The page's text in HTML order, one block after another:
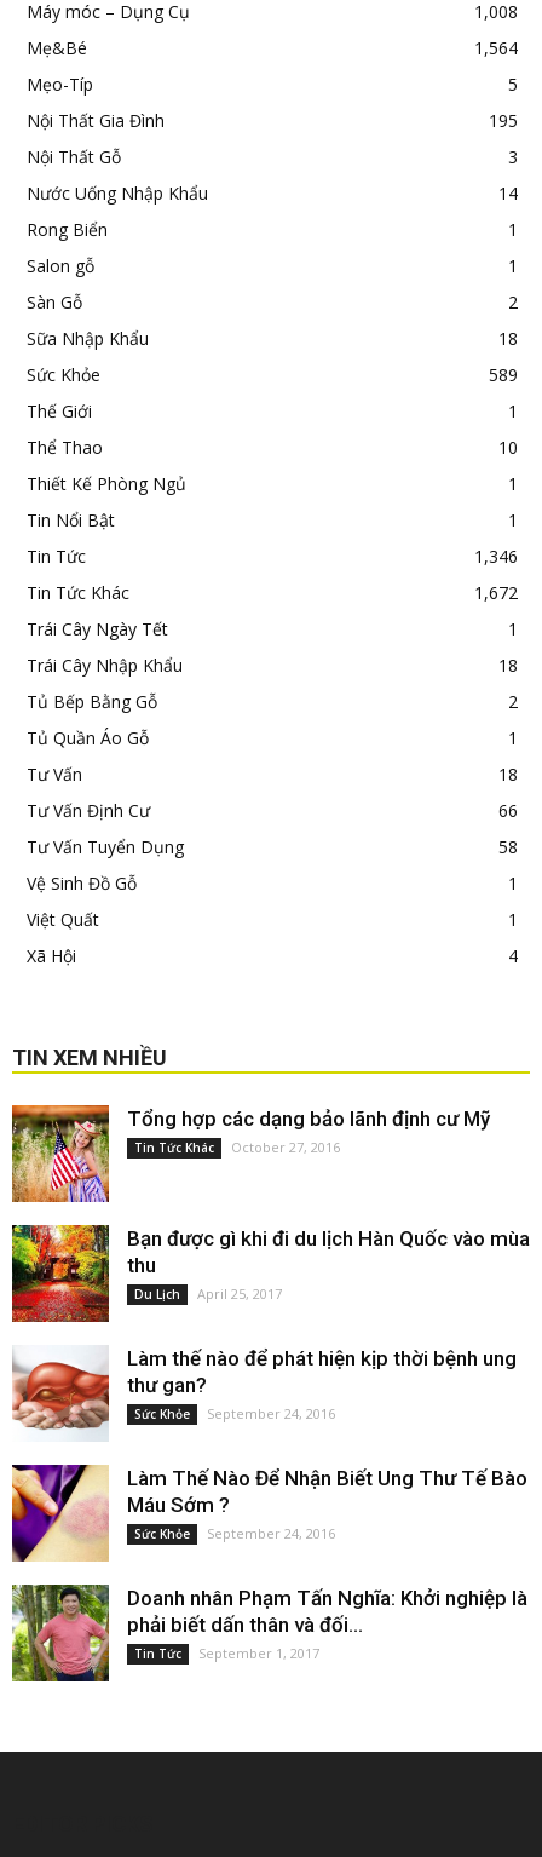
Máy móc – Dụng Cụ
1,008
Mẹ&Bé
1,564
Mẹo-Típ
5
Nội Thất Gia Đình
195
Nội Thất Gỗ
3
Nước Uống Nhập Khẩu
14
Rong Biển
1
Salon gỗ
1
Sàn Gỗ
2
Sữa Nhập Khẩu
18
Sức Khỏe
589
Thế Giới
1
Thể Thao
10
Thiết Kế Phòng Ngủ
1
Tin Nổi Bật
1
Tin Tức
1,346
Tin Tức Khác
1,672
Trái Cây Ngày Tết
1
Trái Cây Nhập Khẩu
18
Tủ Bếp Bằng Gỗ
2
Tủ Quần Áo Gỗ
1
Tư Vấn
18
Tư Vấn Định Cư
66
Tư Vấn Tuyển Dụng
58
Vệ Sinh Đồ Gỗ
1
Việt Quất
1
Xã Hội
4
TIN XEM NHIỀU
Tổng hợp các dạng bảo lãnh định cư Mỹ
Tin Tức Khác October 27, 2016
Bạn được gì khi đi du lịch Hàn Quốc vào mùa
thu
Du Lịch April 25, 2017
Làm thế nào để phát hiện kịp thời bệnh ung
thư gan?
Sức Khỏe September 24, 2016
Làm Thế Nào Để Nhận Biết Ung Thư Tế Bào
Máu Sớm ?
Sức Khỏe September 24, 2016
Doanh nhân Phạm Tấn Nghĩa: Khởi nghiệp là
phải biết dấn thân và đối...
Tin Tức September 1, 2017